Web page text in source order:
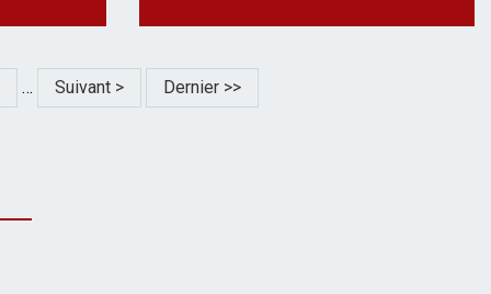
…
Page
suivante
Suivant >
Dernière
page
Dernier >>